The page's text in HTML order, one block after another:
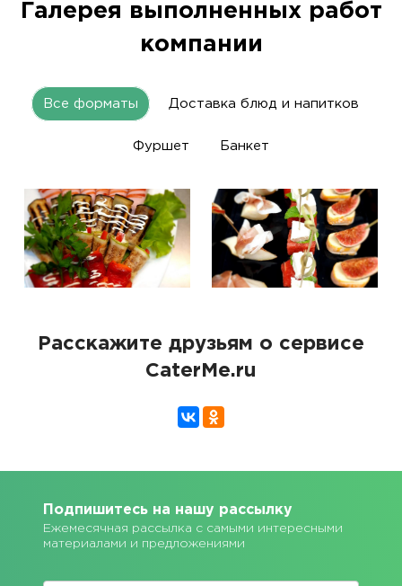
Галерея выполненных работ
компании
Все форматы Доставка блюд и напитков
Фуршет Банкет
Расскажите друзьям о сервисе
CaterMe.ru
Подпишитесь на нашу рассылку
Ежемесячная рассылка с самыми интересными
материалами и предложениями